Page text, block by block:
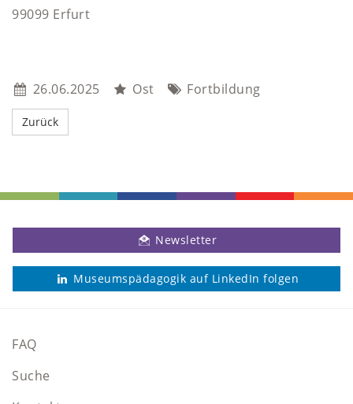
99099 Erfurt
26.06.2025 Ost Fortbildung
Newsletter
Museumspädagogik auf LinkedIn folgen
FAQ
Suche